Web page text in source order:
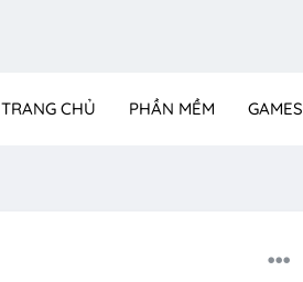
TRANG CHỦ PHẦN MỀM GAMES